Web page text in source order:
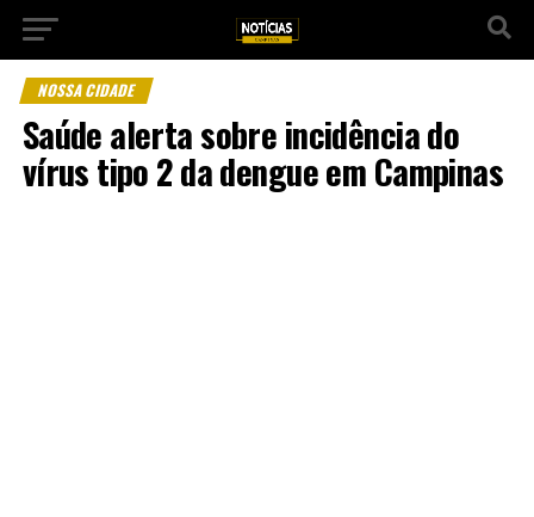
NOSSA CIDADE
Saúde alerta sobre incidência do
vírus tipo 2 da dengue em Campinas